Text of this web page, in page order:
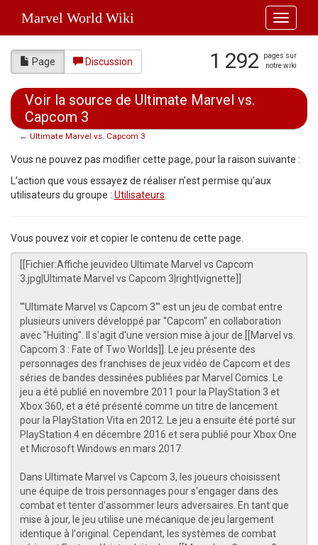
Toggle
Marvel World Wiki
Page Discussion 1 292
pages sur
notre wiki
Voir la source de Ultimate Marvel vs.
Capcom 3
← Ultimate Marvel vs. Capcom 3
Vous ne pouvez pas modifier cette page, pour la raison suivante :
L’action que vous essayez de réaliser n’est permise qu’aux
utilisateurs du groupe : Utilisateurs.
Vous pouvez voir et copier le contenu de cette page.